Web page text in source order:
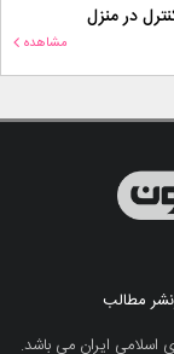
در منزل
مشاهده
مطالب
اسلامی ایران می باشد.